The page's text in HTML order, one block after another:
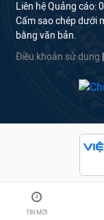
Liên hệ Quảng cáo:
Cấm sao chép dưới
bằng văn bản.
Điều khoản sử dụng
TIN MỚI